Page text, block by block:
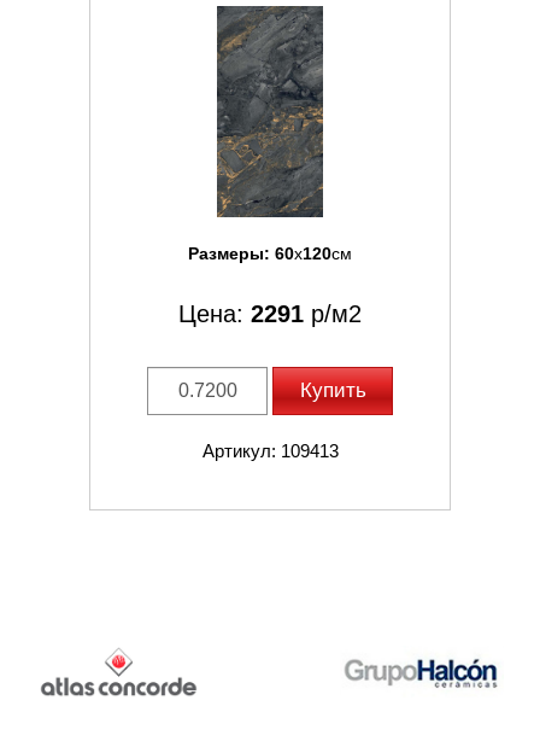
Размеры: 60x120см
Цена: 2291 р/м2
Купить
Артикул: 109413